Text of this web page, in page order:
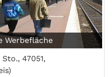
Werbefläche
47051,